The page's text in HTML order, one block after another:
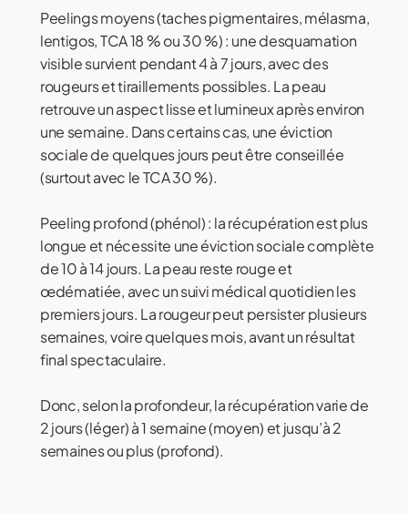
Peelings moyens (taches pigmentaires, mélasma,
lentigos, TCA 18 % ou 30 %) : une desquamation
visible survient pendant 4 à 7 jours, avec des
rougeurs et tiraillements possibles. La peau
retrouve un aspect lisse et lumineux après environ
une semaine. Dans certains cas, une éviction
sociale de quelques jours peut être conseillée
(surtout avec le TCA 30 %).
Peeling profond (phénol) : la récupération est plus
longue et nécessite une éviction sociale complète
de 10 à 14 jours. La peau reste rouge et
œdématiée, avec un suivi médical quotidien les
premiers jours. La rougeur peut persister plusieurs
semaines, voire quelques mois, avant un résultat
final spectaculaire.
Donc, selon la profondeur, la récupération varie de
2 jours (léger) à 1 semaine (moyen) et jusqu’à 2
semaines ou plus (profond).